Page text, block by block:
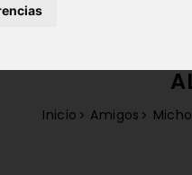
Inicio Amigos